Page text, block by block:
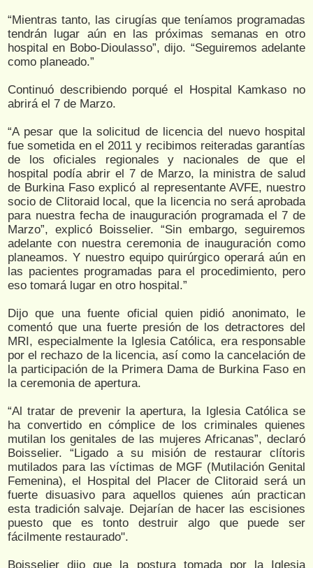
“Mientras tanto, las cirugías que teníamos programadas
tendrán lugar aún en las próximas semanas en otro
hospital en Bobo-Dioulasso”, dijo. “Seguiremos adelante
como planeado.”
Continuó describiendo porqué el Hospital Kamkaso no
abrirá el 7 de Marzo.
“A pesar que la solicitud de licencia del nuevo hospital
fue sometida en el 2011 y recibimos reiteradas garantías
de los oficiales regionales y nacionales de que el
hospital podía abrir el 7 de Marzo, la ministra de salud
de Burkina Faso explicó al representante AVFE, nuestro
socio de Clitoraid local, que la licencia no será aprobada
para nuestra fecha de inauguración programada el 7 de
Marzo”, explicó Boisselier. “Sin embargo, seguiremos
adelante con nuestra ceremonia de inauguración como
planeamos. Y nuestro equipo quirúrgico operará aún en
las pacientes programadas para el procedimiento, pero
eso tomará lugar en otro hospital.”
Dijo que una fuente oficial quien pidió anonimato, le
comentó que una fuerte presión de los detractores del
MRI, especialmente la Iglesia Católica, era responsable
por el rechazo de la licencia, así como la cancelación de
la participación de la Primera Dama de Burkina Faso en
la ceremonia de apertura.
“Al tratar de prevenir la apertura, la Iglesia Católica se
ha convertido en cómplice de los criminales quienes
mutilan los genitales de las mujeres Africanas”, declaró
Boisselier. “Ligado a su misión de restaurar clítoris
mutilados para las víctimas de MGF (Mutilación Genital
Femenina), el Hospital del Placer de Clitoraid será un
fuerte disuasivo para aquellos quienes aún practican
esta tradición salvaje. Dejarían de hacer las escisiones
puesto que es tonto destruir algo que puede ser
fácilmente restaurado".
Boisselier dijo que la postura tomada por la Iglesia